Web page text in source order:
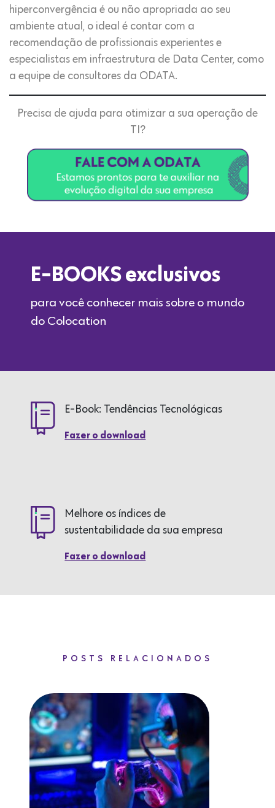
hiperconvergência é ou não apropriada ao seu
ambiente atual, o ideal é contar com a
recomendação de profissionais experientes e
especialistas em infraestrutura de Data Center, como
a equipe de consultores da ODATA.
Precisa de ajuda para otimizar a sua operação de
TI?
E-BOOKS exclusivos
para você conhecer mais sobre o mundo
do Colocation
E-Book: Tendências Tecnológicas
Fazer o download
Melhore os índices de
sustentabilidade da sua empresa
Fazer o download
POSTS RELACIONADOS